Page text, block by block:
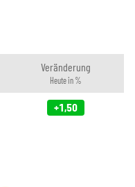
Veränderung
Heute in %
+1,50